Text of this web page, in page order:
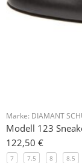
Marke: DIAMANT
122,50 €
7 7.5 8 8.5